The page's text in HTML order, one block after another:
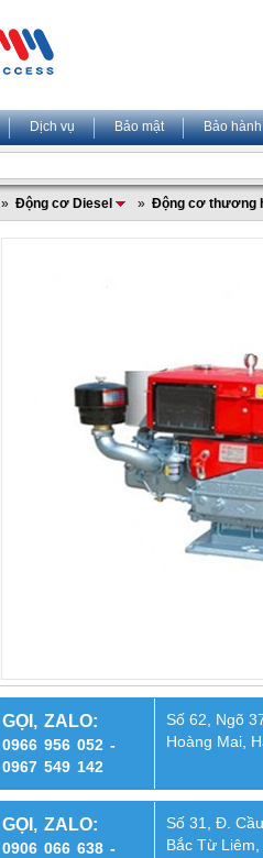
Dịch vụ Bảo mật Bảo hành
» Động cơ Diesel » Động cơ thương
GỌI, ZALO:
0966 956 052 -
0967 549 142
Số 62, Ngõ
Hoàng Mai,
GỌI, ZALO:
0906 066 638 -
Số 31, Đ.
Bắc Từ